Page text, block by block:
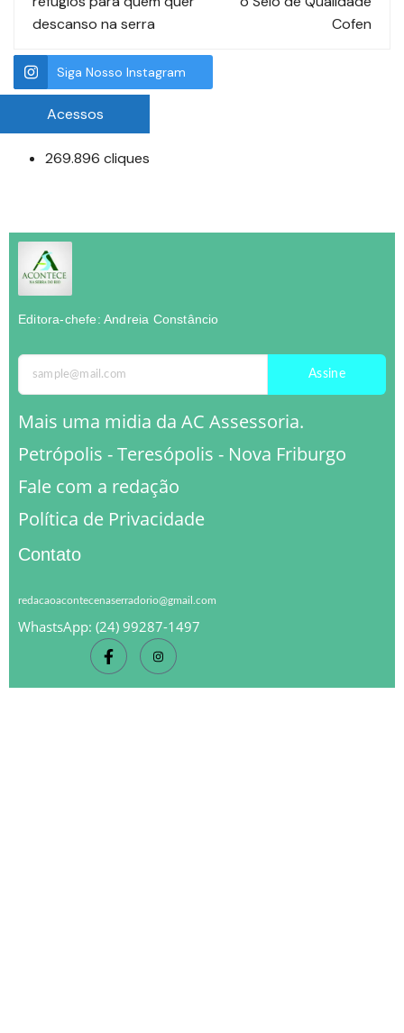
descanso na serra
Cofen
Siga Nosso Instagram
Acessos
269.896 cliques
Editora-chefe: Andreia Constâncio
Assine
Mais uma midia da AC Assessoria.
Petrópolis - Teresópolis - Nova Friburgo
Fale com a redação
Política de Privacidade
Contato
redacaoacontecenaserradorio@gmail.com
WhastsApp: (24) 99287-1497